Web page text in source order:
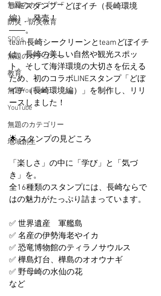
無題のカテゴリー
防災・防災教育
SDGs
無題のカテゴリー
教育
無題YouTube
YouTube
無題のカテゴリー
地域創生
LINEスタンプ「どぼイチ（長崎環境
編）」発売！
――。
team長崎シークリーンとteamどぼイチ
は、長崎の美しい自然や観光スポッ
ト、そして海洋環境の大切さを伝える
ため、初のコラボLINEスタンプ「どぼ
イチ（長崎環境編）」を制作し、リリ
ースしました！
🌟 スタンプの見どころ
「楽しさ」の中に「学び」と「気づ
き」を。
全16種類のスタンプには、長崎ならで
はの魅力がたっぷり詰まっています。
✅ 世界遺産　軍艦島
✅ 名産の伊勢海老やイカ
✅ 恐竜博物館のティラノサウルス
✅ 樺島灯台、樺島のオオウナギ
✅ 野母崎の水仙の花
など